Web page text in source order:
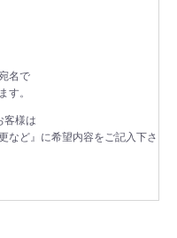
名で
す。
客様は
など』に希望内容をご記入下さ